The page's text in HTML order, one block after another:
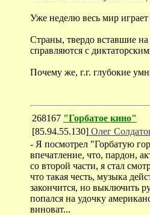
Уже неделю весь мир
Страны, твердо вставшие
справляются с
Почему же, г.г. глубокие
268167 "Горбатое кино"
[85.94.55.130] Олег
- Я посмотрел "Горбатую
впечатление, что, пардон,
со второй части, я стал
что такая честь, музыка
закончится, но выключить
попался на удочку
виноват...